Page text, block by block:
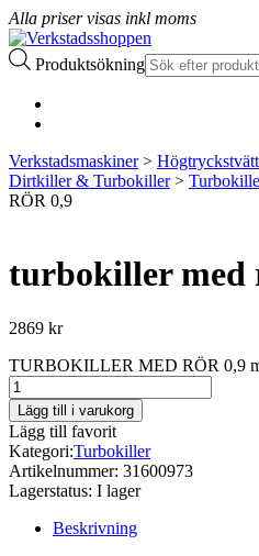
Alla priser visas inkl moms
Produktsökning
Verkstadsmaskiner>
Dirtkiller & Turbokiller>
RÖR 0,9
turbokiller med
2869 kr
TURBOKILLER MED RÖR 0,9
Lägg till i varukorg
Lägg till favorit
Kategori:Turbokiller
Artikelnummer: 31600973
Lagerstatus: I lager
Beskrivning